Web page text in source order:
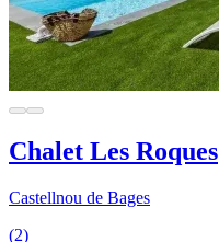
Chalet Les Roques
Castellnou de Bages
(2)